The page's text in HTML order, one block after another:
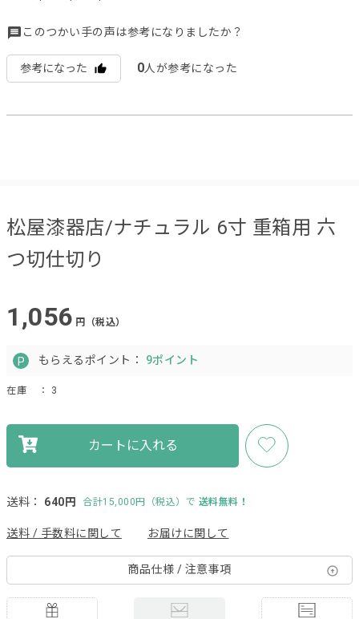
このつかい手の声は参考になりましたか？
参考になった 0人が参考になった
松屋漆器店/ナチュラル 6寸 重箱用 六
つ切仕切り
1,056 円（税込）
もらえるポイント： 9ポイント
在庫 ： 3
カートに入れる
送料： 640円 合計15,000円（税込）で 送料無料！
送料 / 手数料に関して お届けに関して
商品仕様 / 注意事項